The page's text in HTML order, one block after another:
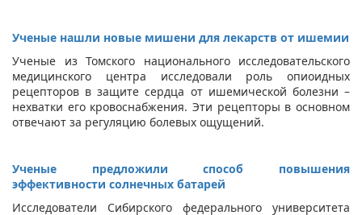
Ученые нашли новые мишени для лекарств от ишемии
Ученые из Томского национального исследовательского
медицинского центра исследовали роль опиоидных
рецепторов в защите сердца от ишемической болезни –
нехватки его кровоснабжения. Эти рецепторы в основном
отвечают за регуляцию болевых ощущений.
Ученые предложили способ повышения
эффективности солнечных батарей
Исследователи Сибирского федерального университета